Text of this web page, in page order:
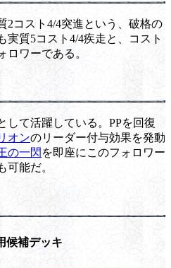
2コスト4/4突進という、破格の
実質5コスト4/4疾走と、コスト
ロワーである。
して活躍している。PPを回復
オンのリーダー付与効果を発動
の一閃 を即座にこのフォロワー
可能だ。
候補デッキ